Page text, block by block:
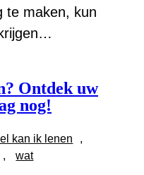
te maken, kun
Ontdek uw
nog!
kan ik lenen
, wat